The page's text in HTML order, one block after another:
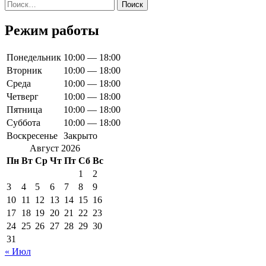
Найти:
Режим работы
Понедельник 10:00 — 18:00
Вторник
10:00 — 18:00
Среда
10:00 — 18:00
Четверг
10:00 — 18:00
Пятница
10:00 — 18:00
Суббота
10:00 — 18:00
Воскресенье Закрыто
Август 2026
Пн Вт Ср Чт Пт Сб Вс
1
2
3
4 5 6 7 8
9
10 11 12 13 14 15 16
17 18 19 20 21 22 23
24 25 26 27 28 29 30
31
« Июл